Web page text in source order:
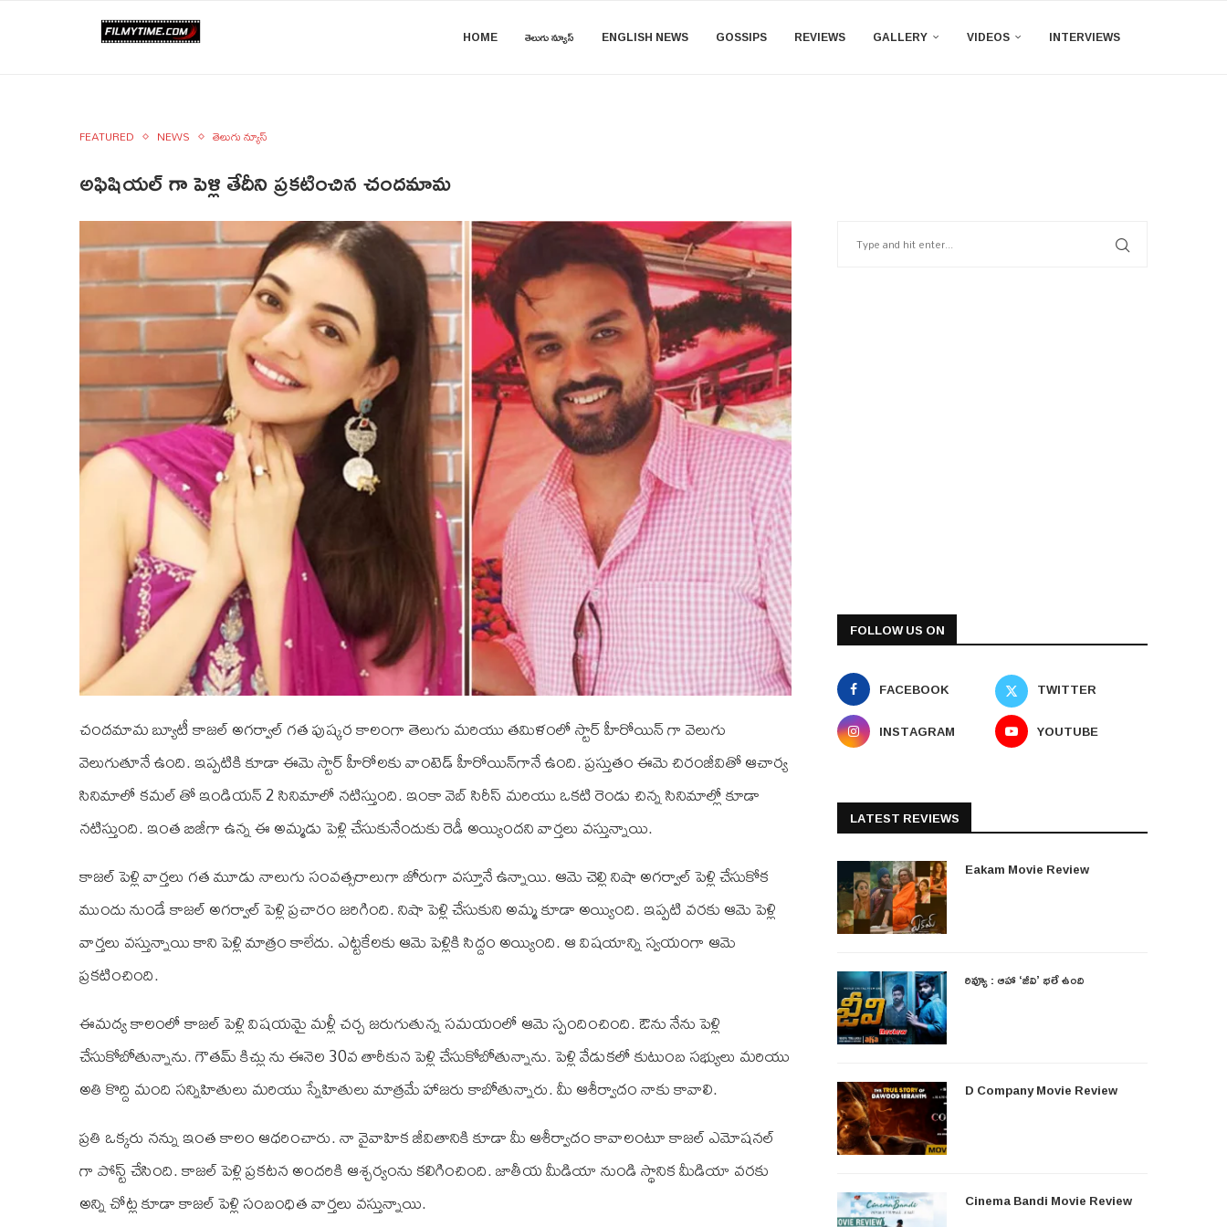
HOME తెలుగు న్యూస్ ENGLISH NEWS GOSSIPS REVIEWS GALLERY VIDEOS INTERVIEWS
FEATURED NEWS తెలుగు న్యూస్
అఫిషియల్‌ గా పెళ్లి తేదీని ప్రకటించిన చందమామ
చందమామ బ్యూటీ కాజల్‌ అగర్వాల్‌ గత పుష్కర కాలంగా తెలుగు మరియు తమిళంలో స్టార్‌ హీరోయిన్‌ గా వెలుగు
వెలుగుతూనే ఉంది. ఇప్పటికి కూడా ఈమె స్టార్ హీరోలకు వాంటెడ్‌ హీరోయిన్‌గానే ఉంది. ప్రస్తుతం ఈమె చిరంజీవితో ఆచార్య
సినిమాలో కమల్‌ తో ఇండియన్‌ 2 సినిమాలో నటిస్తుంది. ఇంకా వెబ్‌ సిరీస్‌ మరియు ఒకటి రెండు చిన్న సినిమాల్లో కూడా
నటిస్తుంది. ఇంత బిజీగా ఉన్న ఈ అమ్మడు పెళ్లి చేసుకునేందుకు రెడీ అయ్యిందని వార్తలు వస్తున్నాయి.
కాజల్‌ పెళ్లి వార్తలు గత మూడు నాలుగు సంవత్సరాలుగా జోరుగా వస్తూనే ఉన్నాయి. ఆమె చెల్లి నిషా అగర్వాల్‌ పెళ్లి చేసుకోక
ముందు నుండే కాజల్‌ అగర్వాల్‌ పెళ్లి ప్రచారం జరిగింది. నిషా పెళ్లి చేసుకుని అమ్మ కూడా అయ్యింది. ఇప్పటి వరకు ఆమె పెళ్లి
వార్తలు వస్తున్నాయి కాని పెళ్లి మాత్రం కాలేదు. ఎట్టకేలకు ఆమె పెళ్లికి సిద్దం అయ్యింది. ఆ విషయాన్ని స్వయంగా ఆమె
ప్రకటించింది.
ఈమద్య కాలంలో కాజల్‌ పెళ్లి విషయమై మళ్లీ చర్చ జరుగుతున్న సమయంలో ఆమె స్పందించింది. ఔను నేను పెళ్లి
చేసుకోబోతున్నాను. గౌతమ్‌ కిచ్లు ను ఈనెల 30వ తారీకున పెళ్లి చేసుకోబోతున్నాను. పెళ్లి వేడుకలో కుటుంబ సభ్యులు మరియు
అతి కొద్ది మంది సన్నిహితులు మరియు స్నేహితులు మాత్రమే హాజరు కాబోతున్నారు. మీ ఆశీర్వాదం నాకు కావాలి.
ప్రతి ఒక్కరు నన్ను ఇంత కాలం ఆధరించారు. నా వైవాహిక జీవితానికి కూడా మీ ఆశీర్వాదం కావాలంటూ కాజల్‌ ఎమోషనల్‌
గా పోస్ట్‌ చేసింది. కాజల్‌ పెళ్లి ప్రకటన అందరికి ఆశ్చర్యంను కలిగించింది. జాతీయ మీడియా నుండి స్థానిక మీడియా వరకు
అన్ని చోట్ల కూడా కాజల్‌ పెళ్లి సంబంధిత వార్తలు వస్తున్నాయి.
FOLLOW US ON
FACEBOOK
TWITTER
INSTAGRAM
YOUTUBE
LATEST REVIEWS
Eakam Movie Review
రివ్యూ : ఆహా ‘జీవి’ భలే ఉంది
D Company Movie Review
Cinema Bandi Movie Review